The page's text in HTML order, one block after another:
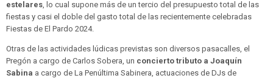
estelares, lo cual supone más de un tercio del presupuesto total de las
fiestas y casi el doble del gasto total de las recientemente celebradas
Fiestas de El Pardo 2024.
Otras de las actividades lúdicas previstas son diversos pasacalles, el
Pregón a cargo de Carlos Sobera, un concierto tributo a Joaquín
Sabina a cargo de La Penúltima Sabinera, actuaciones de DJs de